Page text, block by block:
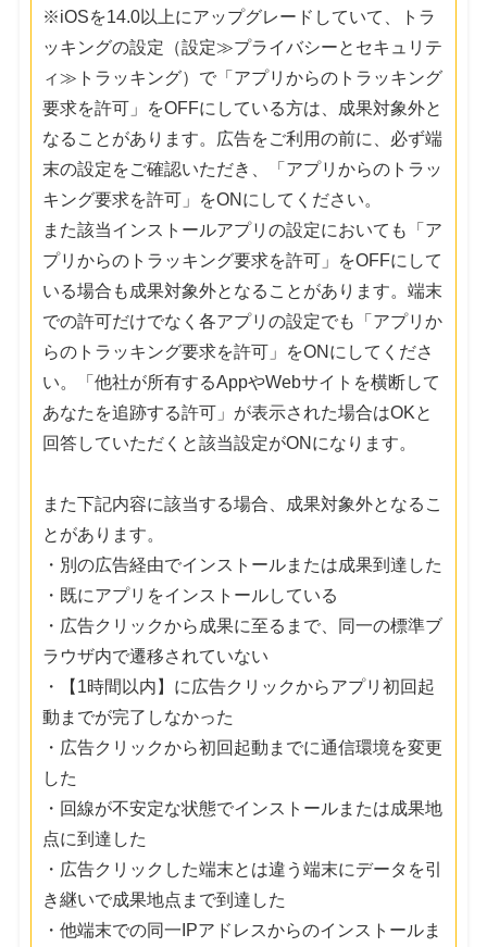
※iOSを14.0以上にアップグレードしていて、トラ
ッキングの設定（設定≫プライバシーとセキュリテ
ィ≫トラッキング）で「アプリからのトラッキング
要求を許可」をOFFにしている方は、成果対象外と
なることがあります。広告をご利用の前に、必ず端
末の設定をご確認いただき、「アプリからのトラッ
キング要求を許可」をONにしてください。
また該当インストールアプリの設定においても「ア
プリからのトラッキング要求を許可」をOFFにして
いる場合も成果対象外となることがあります。端末
での許可だけでなく各アプリの設定でも「アプリか
らのトラッキング要求を許可」をONにしてくださ
い。「他社が所有するAppやWebサイトを横断して
あなたを追跡する許可」が表示された場合はOKと
回答していただくと該当設定がONになります。
また下記内容に該当する場合、成果対象外となるこ
とがあります。
・別の広告経由でインストールまたは成果到達した
・既にアプリをインストールしている
・広告クリックから成果に至るまで、同一の標準ブ
ラウザ内で遷移されていない
・【1時間以内】に広告クリックからアプリ初回起
動までが完了しなかった
・広告クリックから初回起動までに通信環境を変更
した
・回線が不安定な状態でインストールまたは成果地
点に到達した
・広告クリックした端末とは違う端末にデータを引
き継いで成果地点まで到達した
・他端末での同一IPアドレスからのインストールま